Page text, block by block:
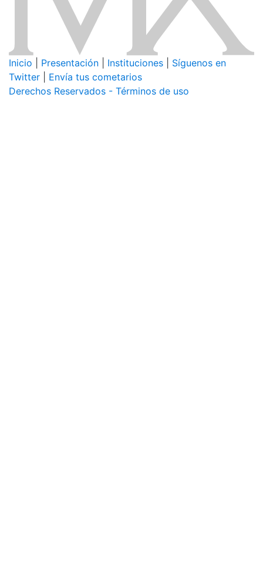
Inicio Presentación Instituciones
Síguenos en
Twitter
Envía tus cometarios
Derechos Reservados - Términos de uso